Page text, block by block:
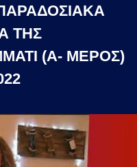
ΤΗΣ
(Α- ΜΕΡΟΣ)